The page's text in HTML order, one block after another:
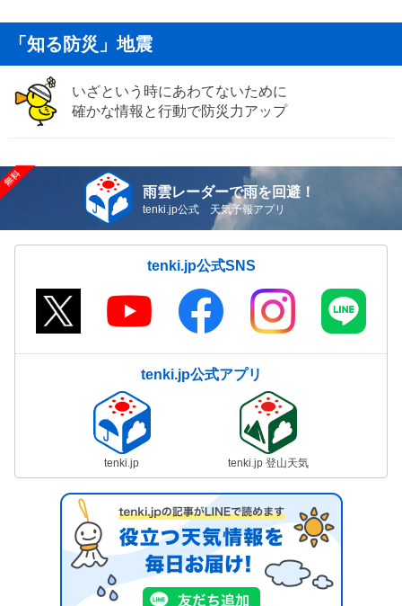
「知る防災」地震
いざという時にあわてないために
確かな情報と行動で防災力アップ
雨雲レーダーで雨を回避！
tenki.jp公式 天気予報アプリ
tenki.jp公式SNS
tenki.jp公式アプリ
tenki.jp tenki.jp 登山天気